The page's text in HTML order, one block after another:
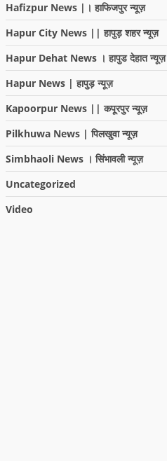
Hafizpur News |। हाफिजपुर न्यूज़
Hapur City News || हापुड़ शहर न्यूज़
Hapur Dehat News । हापुड देहात न्यूज़
Hapur News | हापुड़ न्यूज़
Kapoorpur News || कपूरपुर न्यूज़
Pilkhuwa News | पिलखुवा न्यूज़
Simbhaoli News । सिंभावली न्यूज़
Uncategorized
Video